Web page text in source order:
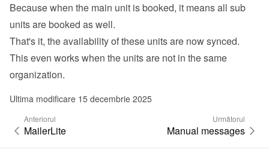
Because when the main unit is booked, it means all sub
units are booked as well.
That's it, the availability of these units are now synced.
This even works when the units are not in the same
organization.
Ultima modificare 15 decembrie 2025
Anteriorul
MailerLite
Următorul
Manual messages